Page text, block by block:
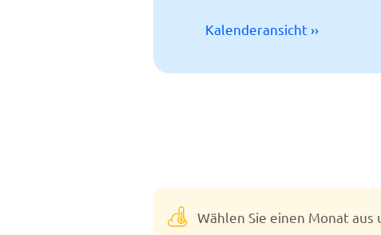
Kalenderansicht ››
Wählen Sie einen Monat aus